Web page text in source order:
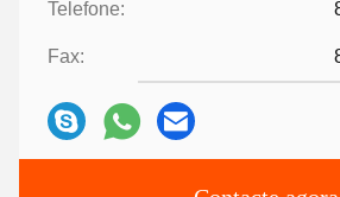
Telefone:
Fax: